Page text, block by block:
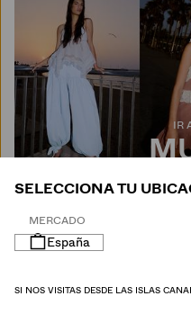
IR
SELECCIONA TU
MERCADO
España
SI NOS VISITAS DESDE LAS ISLAS